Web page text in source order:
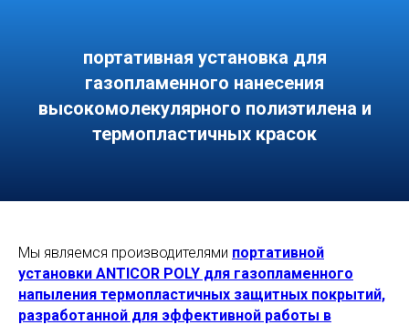
портативная установка для
газопламенного нанесения
высокомолекулярного полиэтилена и
термопластичных красок
Мы являемся производителями портативной
установки ANTICOR POLY для газопламенного
напыления термопластичных защитных покрытий,
разработанной для эффективной работы в